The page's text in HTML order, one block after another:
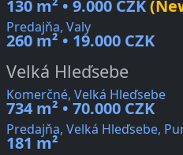
130 m² • 9.000 CZK
Predajňa, Valy
260 m² • 19.000 CZK
Velká Hleďsebe
Komerčné, Velká Hleďsebe
734 m² • 70.000 CZK
Predajňa, Velká Hleďsebe,
181 m²